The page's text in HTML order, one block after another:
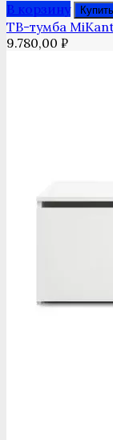
В корзину
ТВ-тумба
9.780,00 ₽